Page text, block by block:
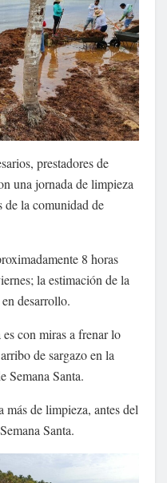
prestadores de
una jornada de limpieza
de la comunidad de
8 horas
la estimación de la
desarrollo.
con miras a frenar lo
de sargazo en la
Semana Santa.
de limpieza, antes del
Santa.